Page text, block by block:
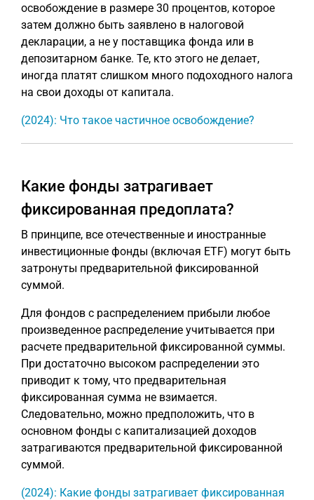
освобождение в размере 30 процентов, которое
затем должно быть заявлено в налоговой
декларации, а не у поставщика фонда или в
депозитарном банке. Те, кто этого не делает,
иногда платят слишком много подоходного налога
на свои доходы от капитала.
(2024): Что такое частичное освобождение?
Какие фонды затрагивает
фиксированная предоплата?
В принципе, все отечественные и иностранные
инвестиционные фонды (включая ETF) могут быть
затронуты предварительной фиксированной
суммой.
Для фондов с распределением прибыли любое
произведенное распределение учитывается при
расчете предварительной фиксированной суммы.
При достаточно высоком распределении это
приводит к тому, что предварительная
фиксированная сумма не взимается.
Следовательно, можно предположить, что в
основном фонды с капитализацией доходов
затрагиваются предварительной фиксированной
суммой.
(2024): Какие фонды затрагивает фиксированная